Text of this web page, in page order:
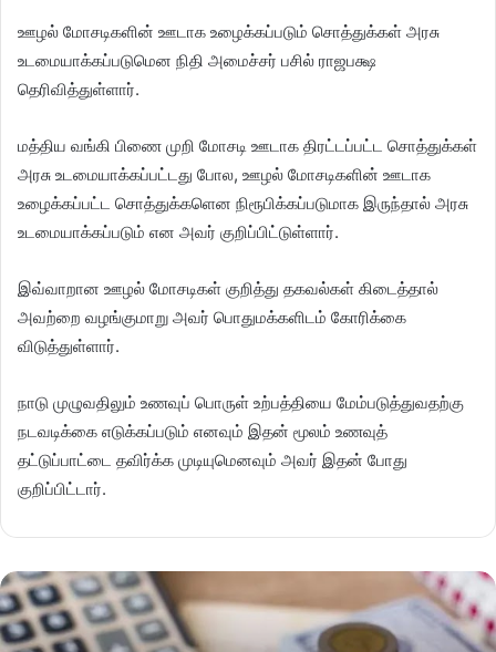
ஊழல் மோசடிகளின் ஊடாக உழைக்கப்படும் சொத்துக்கள் அரசு
உடமையாக்கப்படுமென நிதி அமைச்சர் பசில் ராஜபக்ஷ
தெரிவித்துள்ளார்.
மத்திய வங்கி பிணை முறி மோசடி ஊடாக திரட்டப்பட்ட சொத்துக்கள்
அரசு உடமையாக்கப்பட்டது போல, ஊழல் மோசடிகளின் ஊடாக
உழைக்கப்பட்ட சொத்துக்களென நிரூபிக்கப்படுமாக இருந்தால் அரசு
உடமையாக்கப்படும் என அவர் குறிப்பிட்டுள்ளார்.
இவ்வாறான ஊழல் மோசடிகள் குறித்து தகவல்கள் கிடைத்தால்
அவற்றை வழங்குமாறு அவர் பொதுமக்களிடம் கோரிக்கை
விடுத்துள்ளார்.
நாடு முழுவதிலும் உணவுப் பொருள் உற்பத்தியை மேம்படுத்துவதற்கு
நடவடிக்கை எடுக்கப்படும் எனவும் இதன் மூலம் உணவுத்
தட்டுப்பாட்டை தவிர்க்க முடியுமெனவும் அவர் இதன் போது
குறிப்பிட்டார்.